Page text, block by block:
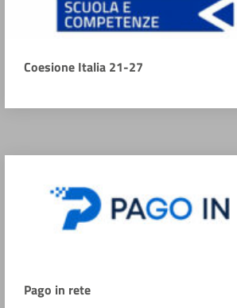
Coesione Italia 21-27
Pago in rete